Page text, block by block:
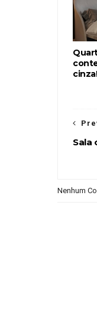
Sala
Nenhum